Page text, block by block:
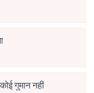
गुमान नहीं